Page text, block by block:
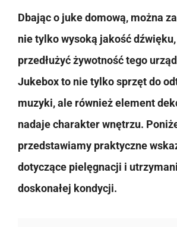
Dbając o juke domową, można
nie tylko wysoką jakość
przedłużyć żywotność tego
Jukebox to nie tylko sprzęt do
muzyki, ale również element
nadaje charakter wnętrzu.
przedstawiamy praktyczne
dotyczące pielęgnacji i
doskonałej kondycji.